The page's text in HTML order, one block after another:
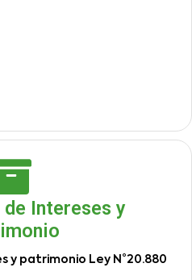
Intereses y
y patrimonio Ley N°20.880